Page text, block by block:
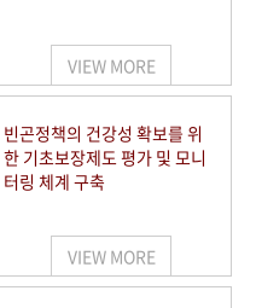
VIEW MORE
빈곤정책의 건강성 확보를 위
한 기초보장제도 평가 및 모니
터링 체계 구축
VIEW MORE